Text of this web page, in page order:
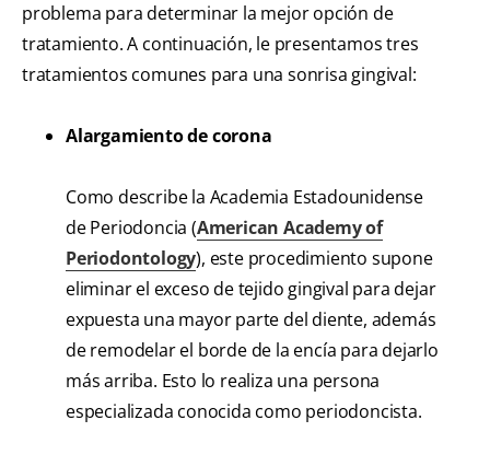
problema para determinar la mejor opción de
tratamiento. A continuación, le presentamos tres
tratamientos comunes para una sonrisa gingival:
Alargamiento de corona
Como describe la Academia Estadounidense
de Periodoncia (American Academy of
Periodontology), este procedimiento supone
eliminar el exceso de tejido gingival para dejar
expuesta una mayor parte del diente, además
de remodelar el borde de la encía para dejarlo
más arriba. Esto lo realiza una persona
especializada conocida como periodoncista.